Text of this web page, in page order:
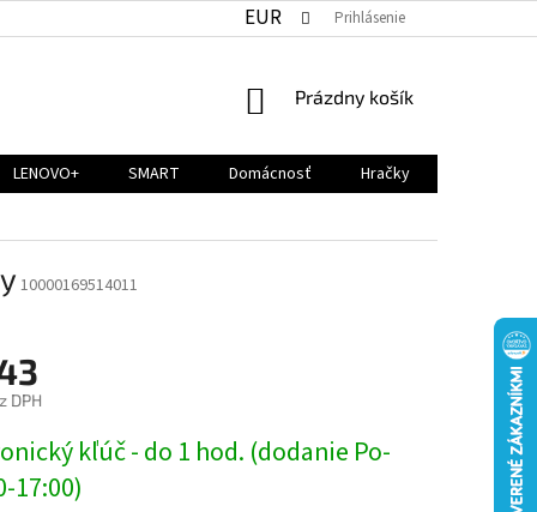
EUR Prihlásenie
NÁKUPNÝ
Prázdny košík
LENOVO+ SMART Domácnosť
Hračky
10000169514011
DPH
kľúč - do 1 hod. (dodanie Po-
17:00)